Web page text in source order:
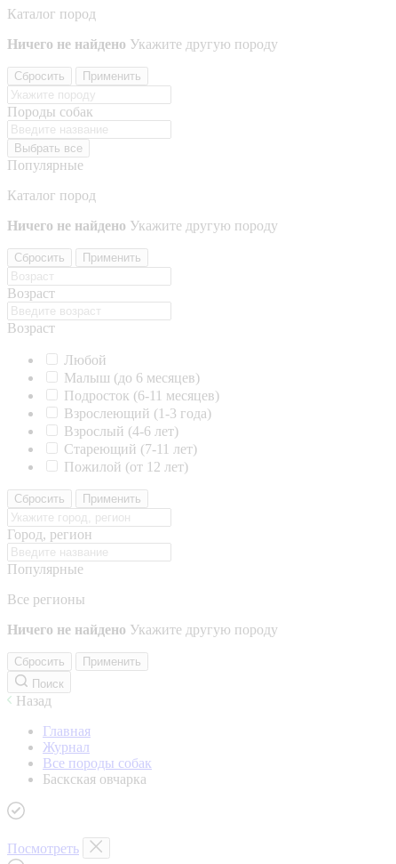
Каталог пород
Ничего не найдено Укажите другую породу
Сбросить Применить
Породы собак
Выбрать все
Популярные
Каталог пород
Ничего не найдено Укажите другую породу
Сбросить Применить
Возраст
Возраст
Любой
Малыш (до 6 месяцев)
Подросток (6-11 месяцев)
Взрослеющий (1-3 года)
Взрослый (4-6 лет)
Стареющий (7-11 лет)
Пожилой (от 12 лет)
Сбросить Применить
Город, регион
Популярные
Все регионы
Ничего не найдено Укажите другую породу
Сбросить
Применить
Поиск
Назад
Главная
Журнал
Все породы собак
Баскская овчарка
Посмотреть